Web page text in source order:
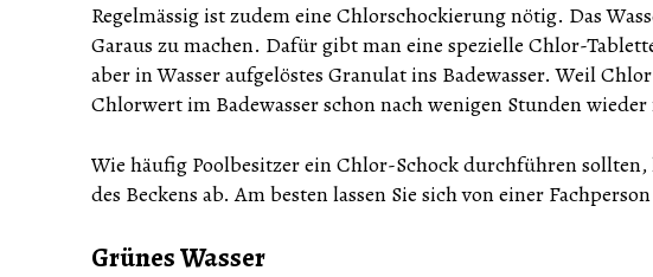
Regelmässig ist zudem eine Chlorschockierung nötig. Das
Garaus zu machen. Dafür gibt man eine spezielle Chlor-
aber in Wasser aufgelöstes Granulat ins Badewasser. Weil
Chlorwert im Badewasser schon nach wenigen Stunden
Wie häufig Poolbesitzer ein Chlor-Schock durchführen
des Beckens ab. Am besten lassen Sie sich von einer
Grünes Wasser